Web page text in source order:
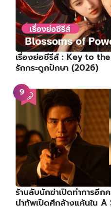
เรื่องย่อซีรีส์ : Key to
รักกระดูกปักษา (2026)
ร้านลับนักฆ่าเปิดทำการอี
นำทัพเปิดศึกล้างแค้นใน